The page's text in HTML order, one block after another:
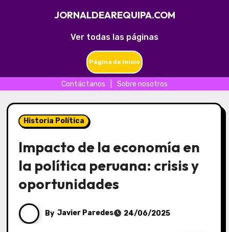
Ver todas las páginas
JORNALDEAREQUIPA.COM
Página de inicio
Contáctanos Sobre nosotros
to
contentHistoria Política
Impacto de la economía en
la política peruana: crisis y
oportunidades
By Javier Paredes 24/06/2025